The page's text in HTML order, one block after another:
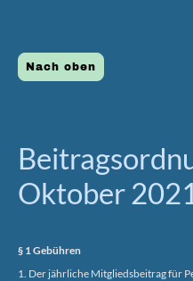
Nach oben
Oktober
§ 1 Gebühren
1. Der jährliche Mitgliedsbeitrag für